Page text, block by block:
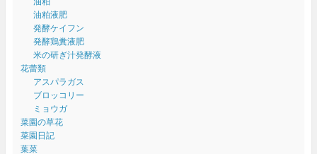
油粕液肥
発酵ケイフン
発酵鶏糞液肥
米の研ぎ汁発酵液
花蕾類
アスパラガス
ブロッコリー
ミョウガ
菜園の草花
菜園日記
葉菜